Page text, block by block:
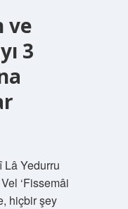
ve
3
Lâ Yedurru
‘Fissemâi
hiçbir şey